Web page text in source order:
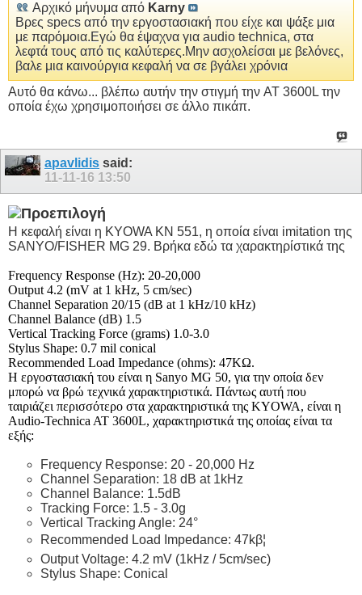
Αρχικό μήνυμα από Karny
Βρες specs από την εργοστασιακή που είχε και ψάξε μια
με παρόμοια.Εγώ θα έψαχνα για audio technica, στα
λεφτά τους από τις καλύτερες.Μην ασχολείσαι με βελόνες,
βαλε μια καινούργια κεφαλή να σε βγάλει χρόνια
Αυτό θα κάνω... βλέπω αυτήν την στιγμή την AT 3600L την
οποία έχω χρησιμοποιήσει σε άλλο πικάπ.
apavlidis said:
11-11-16 13:50
Η κεφαλή είναι η KYOWA KN 551, η οποία είναι imitation της
SANYO/FISHER MG 29. Βρήκα εδώ τα χαρακτηρίστικά της
Frequency Response (Hz): 20-20,000
Output 4.2 (mV at 1 kHz, 5 cm/sec)
Channel Separation 20/15 (dB at 1 kHz/10 kHz)
Channel Balance (dB) 1.5
Vertical Tracking Force (grams) 1.0-3.0
Stylus Shape: 0.7 mil conical
Recommended Load Impedance (ohms): 47KΩ.
Η εργοστασιακή του είναι η Sanyo MG 50, για την οποία δεν
μπορώ να βρώ τεχνικά χαρακτηριστικά. Πάντως αυτή που
ταιριάζει περισσότερο στα χαρακτηριστικά της KYOWA, είναι η
Audio-Technica AT 3600L, χαρακτηριστικά της οποίας είναι τα
εξής:
Frequency Response: 20 - 20,000 Hz
Channel Separation: 18 dB at 1kHz
Channel Balance: 1.5dB
Tracking Force: 1.5 - 3.0g
Vertical Tracking Angle: 24°
Recommended Load Impedance: 47kβ¦
Output Voltage: 4.2 mV (1kHz / 5cm/sec)
Stylus Shape: Conical